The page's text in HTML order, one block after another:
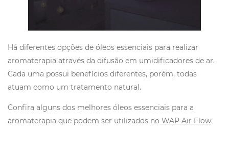
Há diferentes opções de óleos essenciais para realizar
aromaterapia através da difusão em umidificadores de ar.
Cada uma possui benefícios diferentes, porém, todas
atuam como um tratamento natural.
Confira alguns dos melhores óleos essenciais para a
aromaterapia que podem ser utilizados no WAP Air Flow: